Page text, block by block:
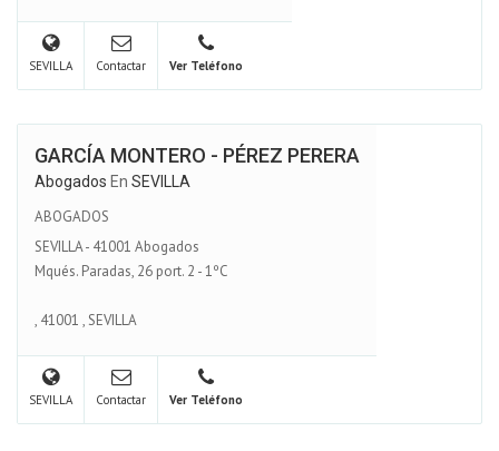
SEVILLA Contactar Ver Teléfono
GARCÍA MONTERO - PÉREZ PERERA
Abogados En SEVILLA
ABOGADOS
SEVILLA - 41001 Abogados
Mqués. Paradas, 26 port. 2 - 1ºC
, 41001 ,SEVILLA
SEVILLA Contactar Ver Teléfono